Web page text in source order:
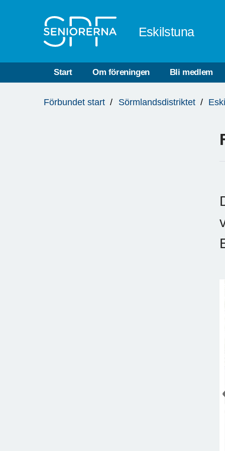
Eskilstuna
Start Om föreningen Bli medlem
är
Förbundet start Sörmlandsdistriktet